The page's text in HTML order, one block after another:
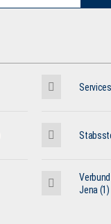
Jena (1)